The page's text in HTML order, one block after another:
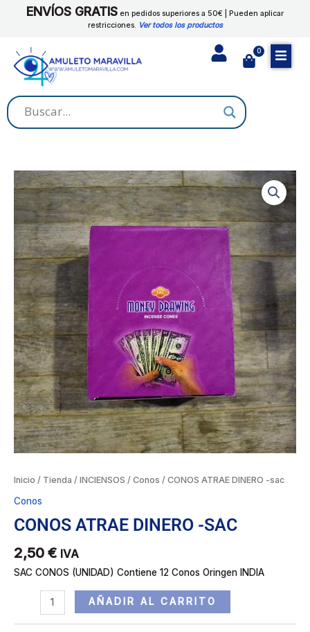
ENVÍOS GRATIS en pedidos superiores a 50€ | Pueden aplicar
restricciones. Ver todos los productos
0
Cart
Inicio / Tienda / INCIENSOS / Conos / CONOS ATRAE DINERO -sac
Conos
CONOS ATRAE DINERO -SAC
2,50 € IVA
SAC CONOS (UNIDAD) Contiene 12 Conos Oringen INDIA
CONOS
ATRAE
DINERO
-
sac
cantidad
AÑADIR AL CARRITO
cantidad